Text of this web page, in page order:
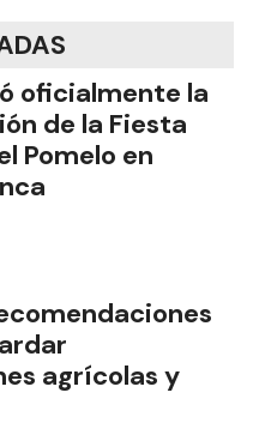
oficialmente la
de la Fiesta
Pomelo en
agrícolas y